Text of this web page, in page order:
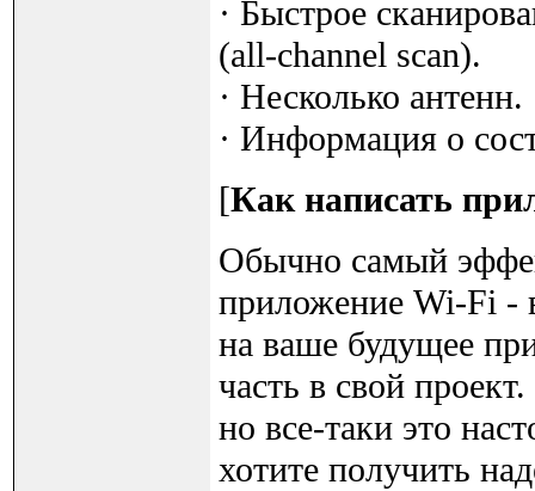
· Быстрое
(all-channel scan).
· Несколько антенн.
· Информация о
[Как написать
Обычно самый
приложение Wi-Fi -
на ваше будущее
часть в свой
но все-таки это
хотите получить